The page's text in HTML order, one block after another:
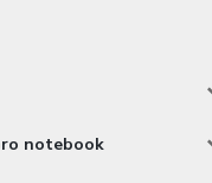
notebook